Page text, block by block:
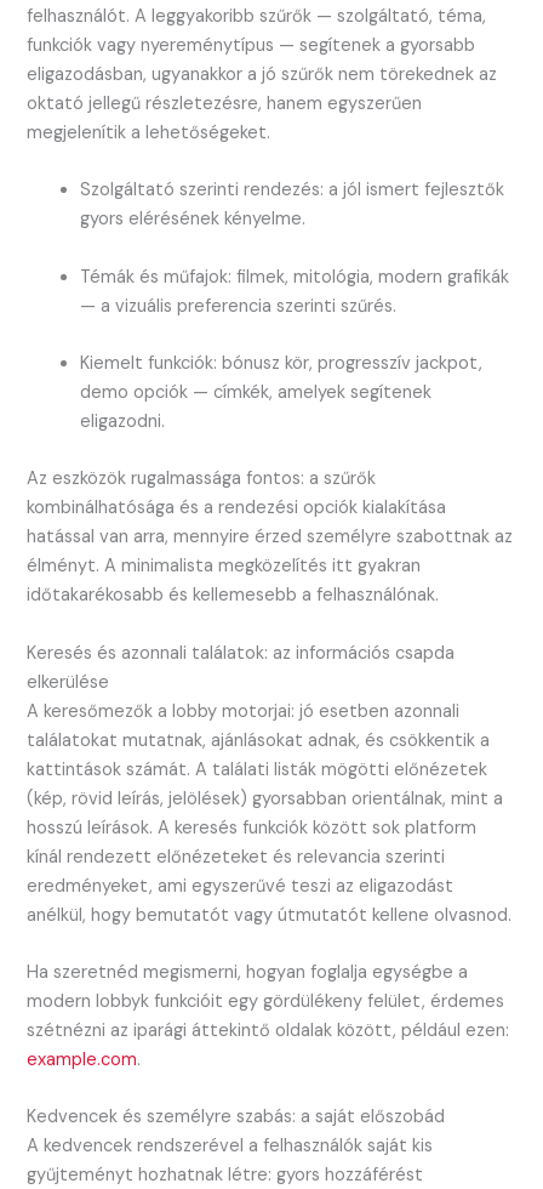
felhasználót. A leggyakoribb szűrők — szolgáltató, téma,
funkciók vagy nyereménytípus — segítenek a gyorsabb
eligazodásban, ugyanakkor a jó szűrők nem törekednek az
oktató jellegű részletezésre, hanem egyszerűen
megjelenítik a lehetőségeket.
Szolgáltató szerinti rendezés: a jól ismert fejlesztők
gyors elérésének kényelme.
Témák és műfajok: filmek, mitológia, modern grafikák
— a vizuális preferencia szerinti szűrés.
Kiemelt funkciók: bónusz kör, progresszív jackpot,
demo opciók — címkék, amelyek segítenek
eligazodni.
Az eszközök rugalmassága fontos: a szűrők
kombinálhatósága és a rendezési opciók kialakítása
hatással van arra, mennyire érzed személyre szabottnak az
élményt. A minimalista megközelítés itt gyakran
időtakarékosabb és kellemesebb a felhasználónak.
Keresés és azonnali találatok: az információs csapda
elkerülése
A keresőmezők a lobby motorjai: jó esetben azonnali
találatokat mutatnak, ajánlásokat adnak, és csökkentik a
kattintások számát. A találati listák mögötti előnézetek
(kép, rövid leírás, jelölések) gyorsabban orientálnak, mint a
hosszú leírások. A keresés funkciók között sok platform
kínál rendezett előnézeteket és relevancia szerinti
eredményeket, ami egyszerűvé teszi az eligazodást
anélkül, hogy bemutatót vagy útmutatót kellene olvasnod.
Ha szeretnéd megismerni, hogyan foglalja egységbe a
modern lobbyk funkcióit egy gördülékeny felület, érdemes
szétnézni az iparági áttekintő oldalak között, például ezen:
example.com.
Kedvencek és személyre szabás: a saját előszobád
A kedvencek rendszerével a felhasználók saját kis
gyűjteményt hozhatnak létre: gyors hozzáférést